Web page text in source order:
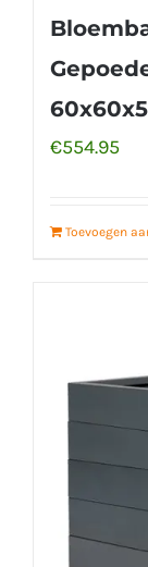
€554.95
Toevoegen